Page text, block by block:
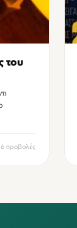
του
προβολές